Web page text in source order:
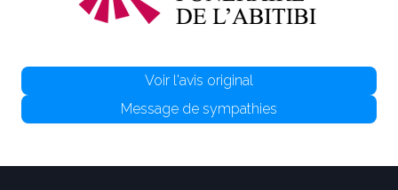
Voir l'avis original
Message de sympathies